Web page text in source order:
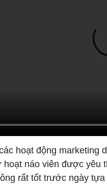
hoạt động marketing
náo viên được yêu
rất tốt trước ngày